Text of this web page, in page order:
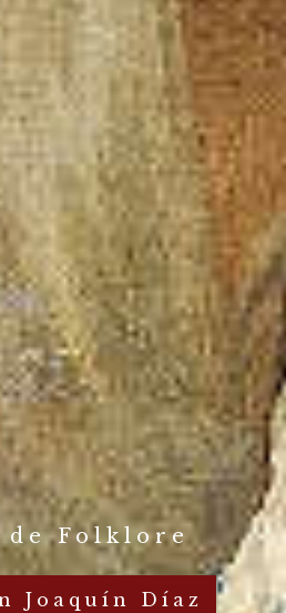
de Folklore
Joaquín Díaz